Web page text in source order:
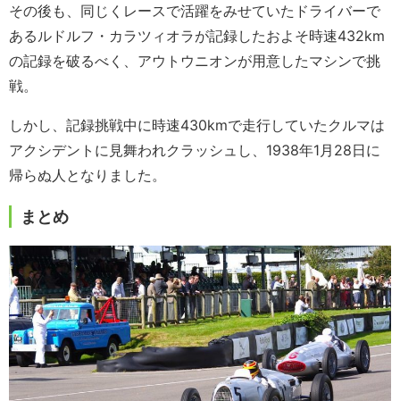
その後も、同じくレースで活躍をみせていたドライバーで
あるルドルフ・カラツィオラが記録したおよそ時速432km
の記録を破るべく、アウトウニオンが用意したマシンで挑
戦。
しかし、記録挑戦中に時速430kmで走行していたクルマは
アクシデントに見舞われクラッシュし、1938年1月28日に
帰らぬ人となりました。
まとめ